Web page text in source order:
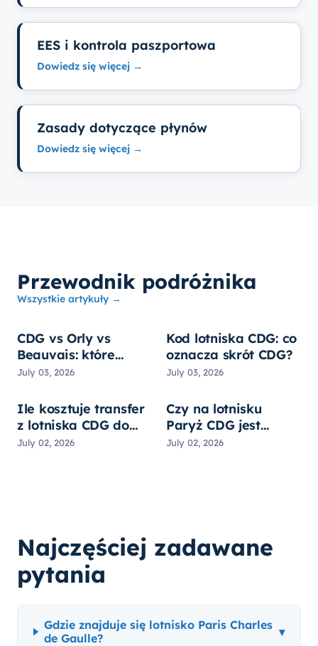
EES i kontrola paszportowa
Dowiedz się więcej →
Zasady dotyczące płynów
Dowiedz się więcej →
Przewodnik podróżnika
Wszystkie artykuły →
CDG vs Orly vs
Beauvais: które
lotnisko w Paryżu
July 03, 2026
Kod lotniska CDG: co
oznacza skrót CDG?
July 03, 2026
Ile kosztuje transfer
z lotniska CDG do
Paryża? Porównanie
July 02, 2026
Czy na lotnisku
Paryż CDG jest
Uber? Odbiór, ceny i
July 02, 2026
Najczęściej zadawane
pytania
Gdzie znajduje się lotnisko Paris Charles
de Gaulle?
▾